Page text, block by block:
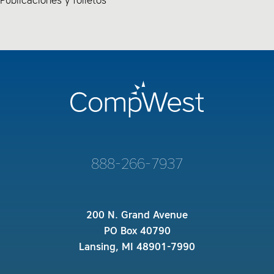
888-266-7937
200 N. Grand Avenue
PO Box 40790
Lansing, MI 48901-7990